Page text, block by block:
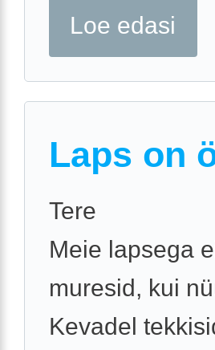
Loe edasi
Laps on
Tere
Meie lapsega
muresid, kui
Kevadel